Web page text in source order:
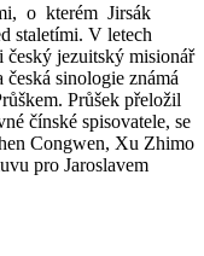
o kterém Jirsák
staletími. V letech
český jezuitský misionář
sinologie známá
Průšek přeložil
čínské spisovatele, se
Congwen, Xu Zhimo
pro Jaroslavem